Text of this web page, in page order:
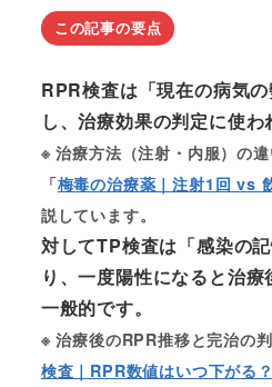
この記事の要点
RPR検査は「現在の病気
し、治療効果の判定に使わ
※ 治療方法（注射・内服）の
「梅毒の治療薬｜注射1回 vs
説しています。
対してTP検査は「感染の
り、一度陽性になると治
一般的です。
※ 治療後のRPR推移と完治の
検査｜RPR数値はいつ下がる？